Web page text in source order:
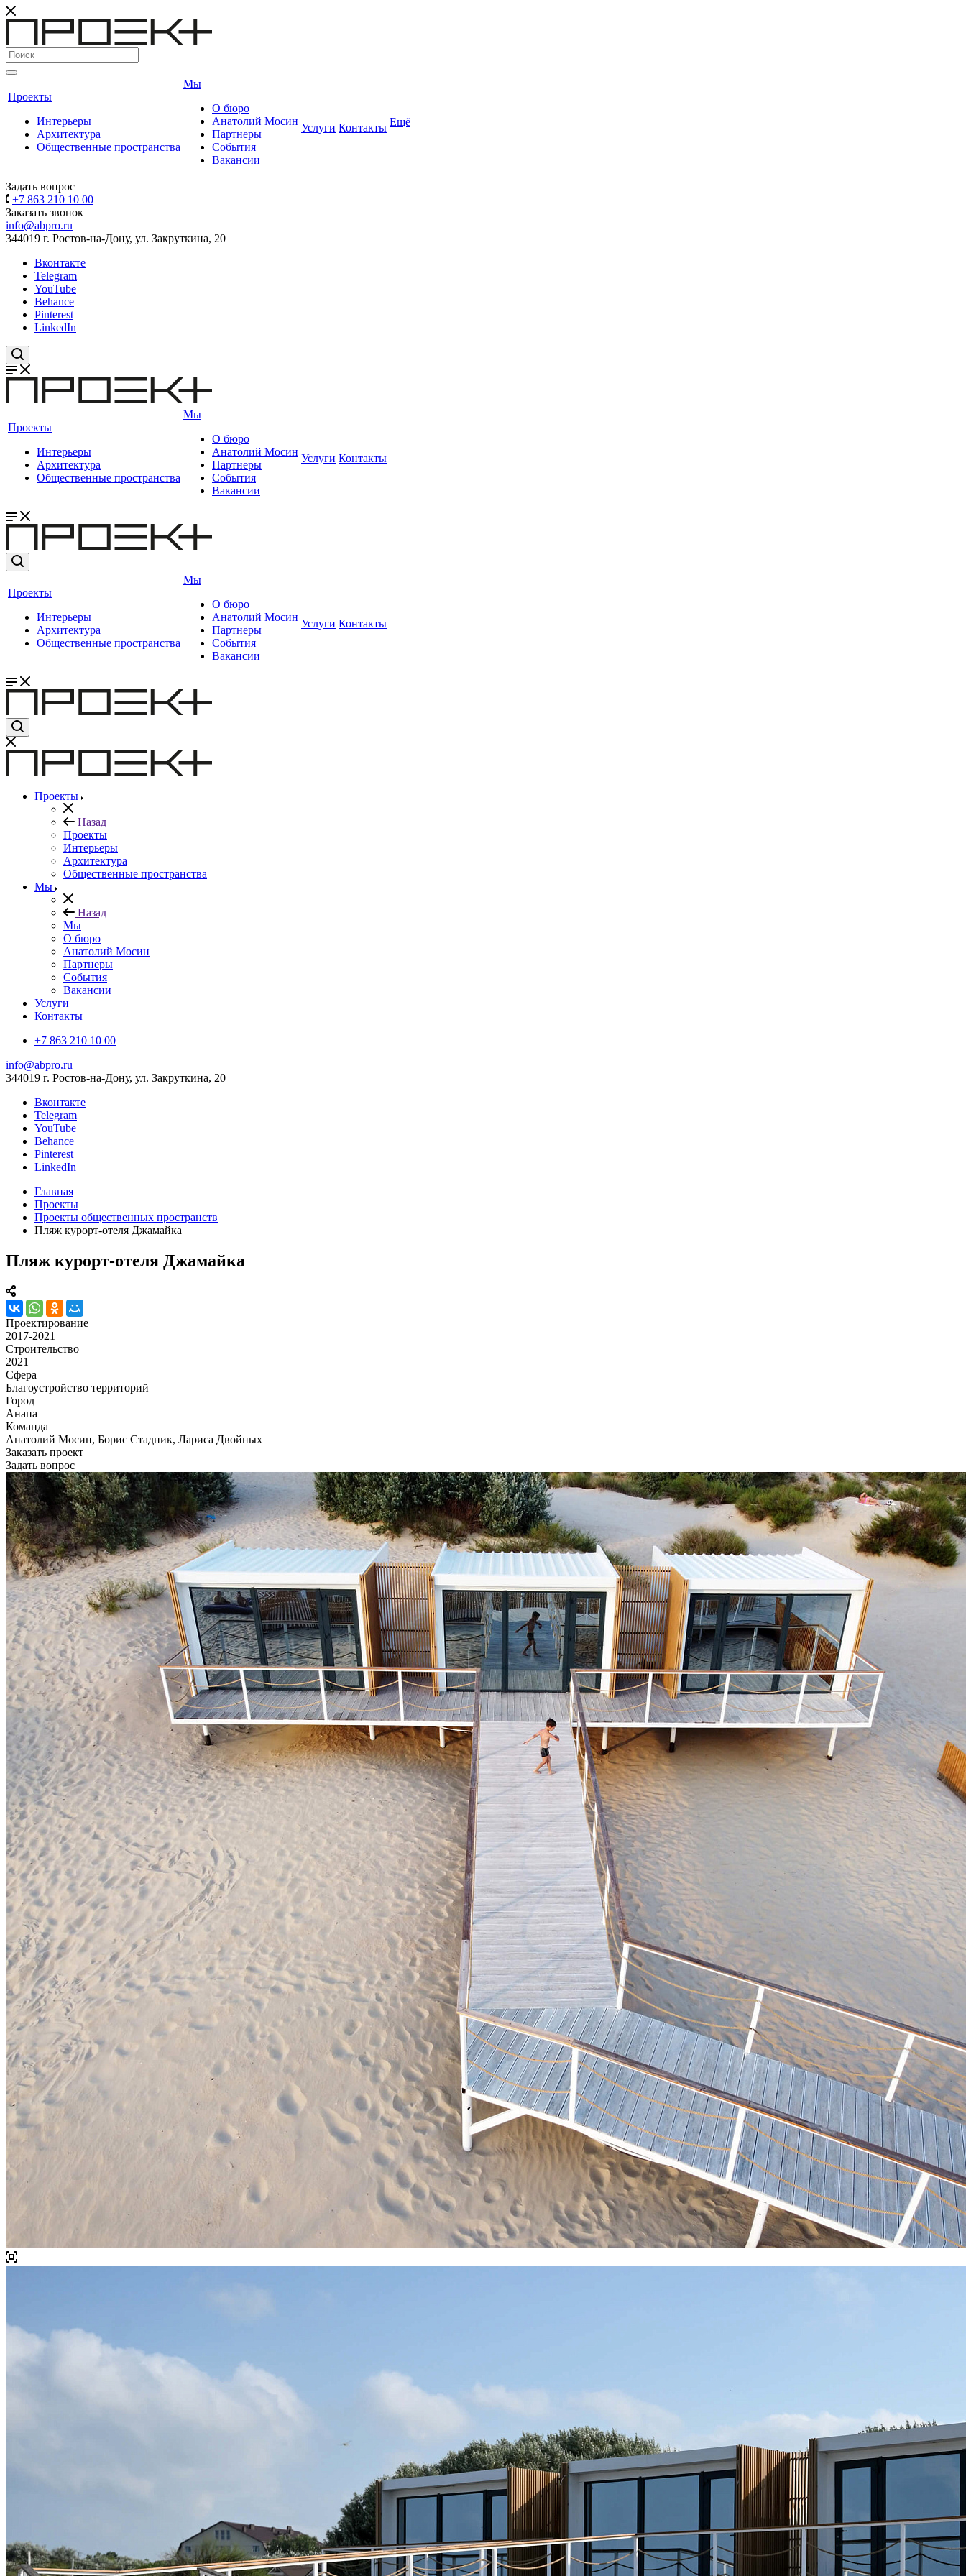
Проекты
Интерьеры
Архитектура
Общественные пространства
Мы
О бюро
Анатолий Мосин
Партнеры
События
Вакансии
Услуги Контакты Ещё
Задать вопрос
+7 863 210 10 00
Заказать звонок
info@abpro.ru
344019 г. Ростов-на-Дону, ул. Закруткина, 20
Вконтакте
Telegram
YouTube
Behance
Pinterest
LinkedIn
Проекты
Интерьеры
Архитектура
Общественные пространства
Мы
О бюро
Анатолий Мосин
Партнеры
События
Вакансии
Услуги Контакты
Проекты
Интерьеры
Архитектура
Общественные пространства
Мы
О бюро
Анатолий Мосин
Партнеры
События
Вакансии
Услуги Контакты
Проекты
Назад
Проекты
Интерьеры
Архитектура
Общественные пространства
Мы
Назад
Мы
О бюро
Анатолий Мосин
Партнеры
События
Вакансии
Услуги
Контакты
+7 863 210 10 00
info@abpro.ru
344019 г. Ростов-на-Дону, ул. Закруткина, 20
Вконтакте
Telegram
YouTube
Behance
Pinterest
LinkedIn
Главная
Проекты
Проекты общественных пространств
Пляж курорт-отеля Джамайка
Пляж курорт-отеля Джамайка
Проектирование
2017-2021
Строительство
2021
Сфера
Благоустройство территорий
Город
Анапа
Команда
Анатолий Мосин, Борис Стадник, Лариса Двойных
Заказать проект
Задать вопрос